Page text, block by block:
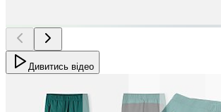
Дивитись відео